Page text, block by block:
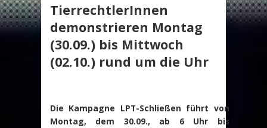
TierrechtlerInnen
demonstrieren Montag
(30.09.) bis Mittwoch
(02.10.) rund um die Uhr
Die Kampagne LPT-Schließen führt von
Montag, dem 30.09., ab 6 Uhr bis